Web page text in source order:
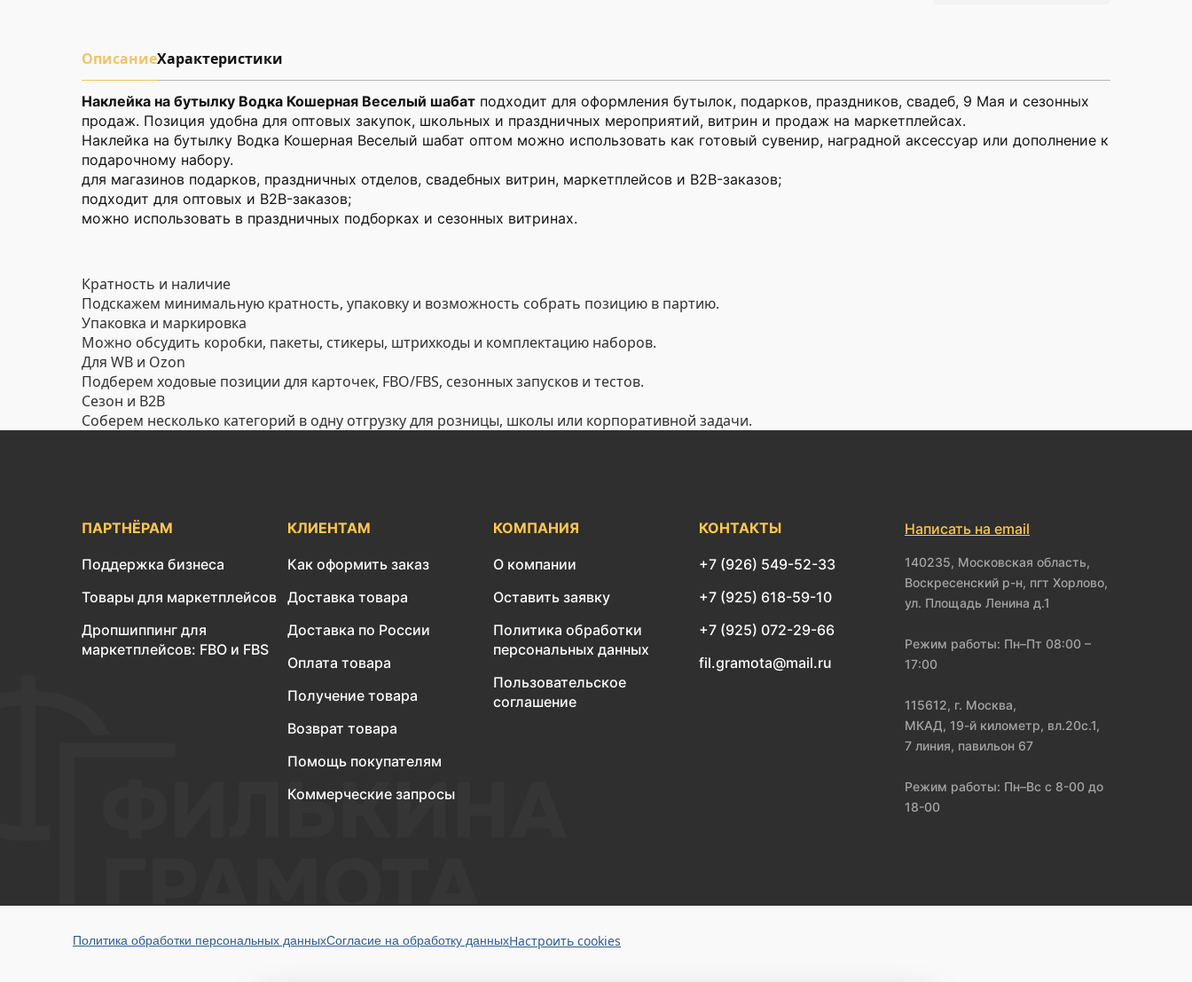
ОписаниеХарактеристики
Наклейка на бутылку Водка Кошерная Веселый шабат подходит для оформления бутылок, подарков, праздников, свадеб, 9 Мая и сезонных
продаж. Позиция удобна для оптовых закупок, школьных и праздничных мероприятий, витрин и продаж на маркетплейсах.
Наклейка на бутылку Водка Кошерная Веселый шабат оптом можно использовать как готовый сувенир, наградной аксессуар или дополнение к
подарочному набору.
для магазинов подарков, праздничных отделов, свадебных витрин, маркетплейсов и B2B-заказов;
подходит для оптовых и B2B-заказов;
можно использовать в праздничных подборках и сезонных витринах.
Кратность и наличие
Подскажем минимальную кратность, упаковку и возможность собрать позицию в партию.
Упаковка и маркировка
Можно обсудить коробки, пакеты, стикеры, штрихкоды и комплектацию наборов.
Для WB и Ozon
Подберем ходовые позиции для карточек, FBO/FBS, сезонных запусков и тестов.
Сезон и B2B
Соберем несколько категорий в одну отгрузку для розницы, школы или корпоративной задачи.
ПАРТНЁРАМ
Поддержка бизнеса
Товары для маркетплейсов
Дропшиппинг для
маркетплейсов: FBO и FBS
КЛИЕНТАМ
Как оформить заказ
Доставка товара
Доставка по России
Оплата товара
Получение товара
Возврат товара
Помощь покупателям
Коммерческие запросы
КОМПАНИЯ
О компании
Оставить заявку
Политика обработки
персональных данных
Пользовательское
соглашение
КОНТАКТЫ
+7 (926) 549-52-33
+7 (925) 618-59-10
+7 (925) 072-29-66
fil.gramota@mail.ru
Написать на email
140235, Московская область,
Воскресенский р-н, пгт Хорлово,
ул. Площадь Ленина д.1
Режим работы: Пн–Пт 08:00 –
17:00
115612, г. Москва,
МКАД, 19-й километр, вл.20с.1,
7 линия, павильон 67
Режим работы: Пн–Вс с 8-00 до
18-00
Политика обработки персональных данныхСогласие на обработку данныхНастроить cookies